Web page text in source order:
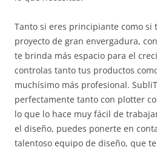
Tanto si eres principiante como si
proyecto de gran envergadura,
te brinda más espacio para el
controlas tanto tus productos
muchísimo más profesional.
perfectamente tanto con plotter
lo que lo hace muy fácil de
el diseño, puedes ponerte en
talentoso equipo de diseño, que